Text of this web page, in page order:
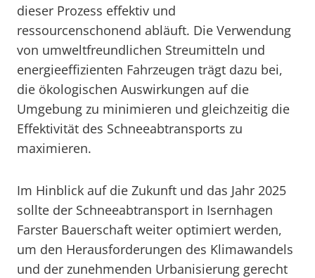
dieser Prozess effektiv und
ressourcenschonend abläuft. Die Verwendung
von umweltfreundlichen Streumitteln und
energieeffizienten Fahrzeugen trägt dazu bei,
die ökologischen Auswirkungen auf die
Umgebung zu minimieren und gleichzeitig die
Effektivität des Schneeabtransports zu
maximieren.
Im Hinblick auf die Zukunft und das Jahr 2025
sollte der Schneeabtransport in Isernhagen
Farster Bauerschaft weiter optimiert werden,
um den Herausforderungen des Klimawandels
und der zunehmenden Urbanisierung gerecht